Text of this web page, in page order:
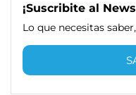
¡Suscribite al
Lo que necesitas